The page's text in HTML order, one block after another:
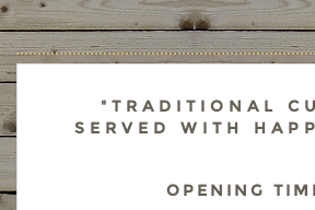
"TRADITIONAL
SERVED WITH
OPENING